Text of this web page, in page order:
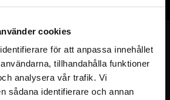
cookies
för att anpassa innehållet
tillhandahålla funktioner
analysera vår trafik. Vi
sådana identifierare och annan